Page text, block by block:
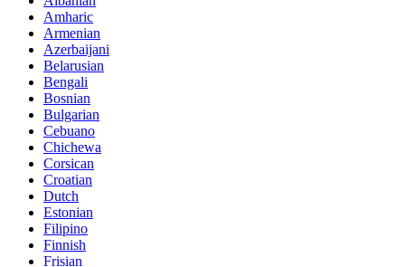
Amharic
Armenian
Azerbaijani
Belarusian
Bengali
Bosnian
Bulgarian
Cebuano
Chichewa
Corsican
Croatian
Dutch
Estonian
Filipino
Finnish
Frisian